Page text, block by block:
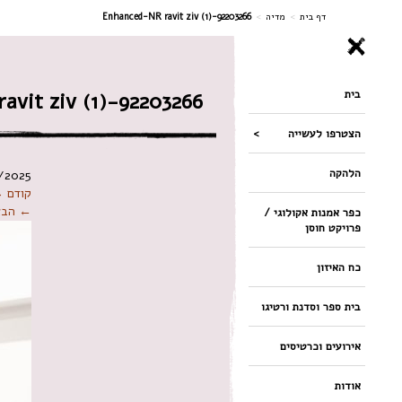
דף בית > מדיה >
92203266-Enhanced-NR ravit ziv (1)
בית
הצטרפו לעשייה
הלהקה
כפר אמנות אקולוגי /
פרויקט חוסן
כח האיזון
בית ספר וסדנת ורטיגו
אירועים וכרטיסים
אודות
92203266-Enhanced-NR ravit ziv (1)
←